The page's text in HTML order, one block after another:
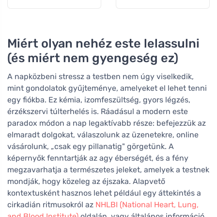
Miért olyan nehéz este lelassulni
(és miért nem gyengeség ez)
A napközbeni stressz a testben nem úgy viselkedik,
mint gondolatok gyűjteménye, amelyeket el lehet tenni
egy fiókba. Ez kémia, izomfeszültség, gyors légzés,
érzékszervi túlterhelés is. Ráadásul a modern este
paradox módon a nap legaktívabb része: befejezzük az
elmaradt dolgokat, válaszolunk az üzenetekre, online
vásárolunk, „csak egy pillanatig" görgetünk. A
képernyők fenntartják az agy éberségét, és a fény
megzavarhatja a természetes jeleket, amelyek a testnek
mondják, hogy közeleg az éjszaka. Alapvető
kontextusként hasznos lehet például egy áttekintés a
cirkadián ritmusokról az NHLBI (National Heart, Lung,